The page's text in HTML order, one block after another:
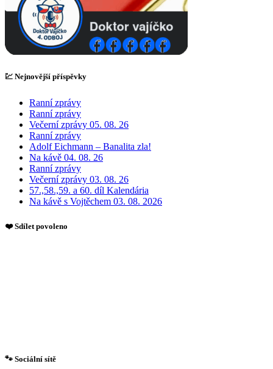
💹 Nejnovější příspěvky
Ranní zprávy
Ranní zprávy
Večerní zprávy 05. 08. 26
Ranní zprávy
Adolf Eichmann – Banalita zla!
Na kávě 04. 08. 26
Ranní zprávy
Večerní zprávy 03. 08. 26
57.,58.,59. a 60. díl Kalendária
Na kávě s Vojtěchem 03. 08. 2026
❤️ Sdílet povoleno
🐾 Sociální sítě